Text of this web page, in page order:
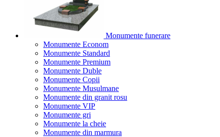
Monumente funerare
Monumente Econom
Monumente Standard
Monumente Premium
Monumente Duble
Monumente Copii
Monumente Musulmane
Monumente din granit rosu
Monumente VIP
Monumente gri
Monumente la cheie
Monumente din marmura